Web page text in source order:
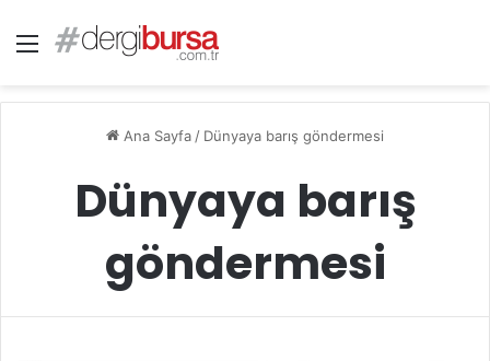
Menü
Ana Sayfa / Dünyaya barış göndermesi
Dünyaya barış
göndermesi